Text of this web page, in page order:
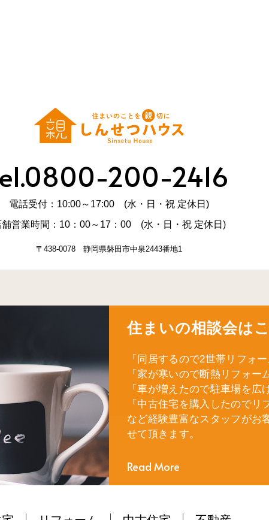
200-2416
電話受付：10:00～17:00 (水・日・祝 定休日)
舗営業時間：10：00～17：00 (水・日・祝 定休日)
〒438-0078 静岡県磐田市中泉2443番地1
住まいの相談会は
「同居するので2世帯リフォー
「家が寒いので断熱リフォー
「車が増えたので駐車場を広
「中古住宅を購入したのでリ
など経験豊富なスタッフがお
せて頂きます。
Read More